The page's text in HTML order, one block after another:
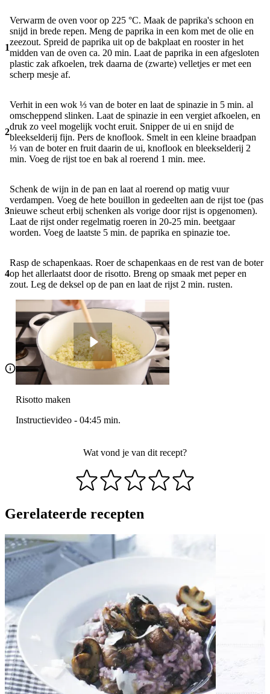
1
Verwarm de oven voor op 225 °C. Maak de paprika's schoon en
snijd in brede repen. Meng de paprika in een kom met de olie en
zeezout. Spreid de paprika uit op de bakplaat en rooster in het
midden van de oven ca. 20 min. Laat de paprika in een afgesloten
plastic zak afkoelen, trek daarna de (zwarte) velletjes er met een
scherp mesje af.
2
Verhit in een wok ⅓ van de boter en laat de spinazie in 5 min. al
omscheppend slinken. Laat de spinazie in een vergiet afkoelen, en
druk zo veel mogelijk vocht eruit. Snipper de ui en snijd de
bleekselderij fijn. Pers de knoflook. Smelt in een kleine braadpan
⅓ van de boter en fruit daarin de ui, knoflook en bleekselderij 2
min. Voeg de rijst toe en bak al roerend 1 min. mee.
3
Schenk de wijn in de pan en laat al roerend op matig vuur
verdampen. Voeg de hete bouillon in gedeelten aan de rijst toe (pas
nieuwe scheut erbij schenken als vorige door rijst is opgenomen).
Laat de rijst onder regelmatig roeren in 20-25 min. beetgaar
worden. Voeg de laatste 5 min. de paprika en spinazie toe.
4
Rasp de schapenkaas. Roer de schapenkaas en de rest van de boter
op het allerlaatst door de risotto. Breng op smaak met peper en
zout. Leg de deksel op de pan en laat de rijst 2 min. rusten.
Risotto maken
Instructievideo - 04:45 min.
Wat vond je van dit recept?
Gerelateerde recepten